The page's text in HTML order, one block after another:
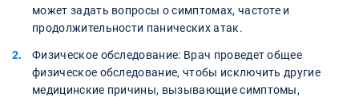
может задать вопросы о симптомах, частоте и
продолжительности панических атак.
Физическое обследование: Врач проведет общее
физическое обследование, чтобы исключить другие
медицинские причины, вызывающие симптомы,